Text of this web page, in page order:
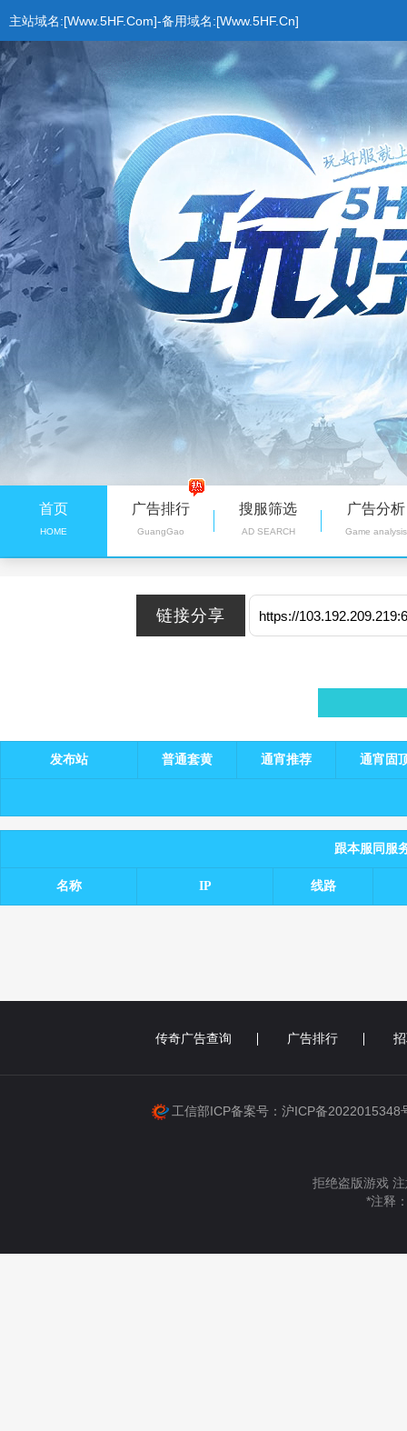
主站域名:[Www.5HF.Com]-备用域名:[Www.5HF.Cn]
首页
HOME
广告排行
GuangGao
搜服筛选
AD SEARCH
广告分析
Game analysis
发布站 普通套黄 通宵推荐 通宵固
跟本服同服
名称 IP 线路
传奇广告查询 广告排行
工信部ICP备案号：沪ICP备
拒绝盗版游戏
*注释